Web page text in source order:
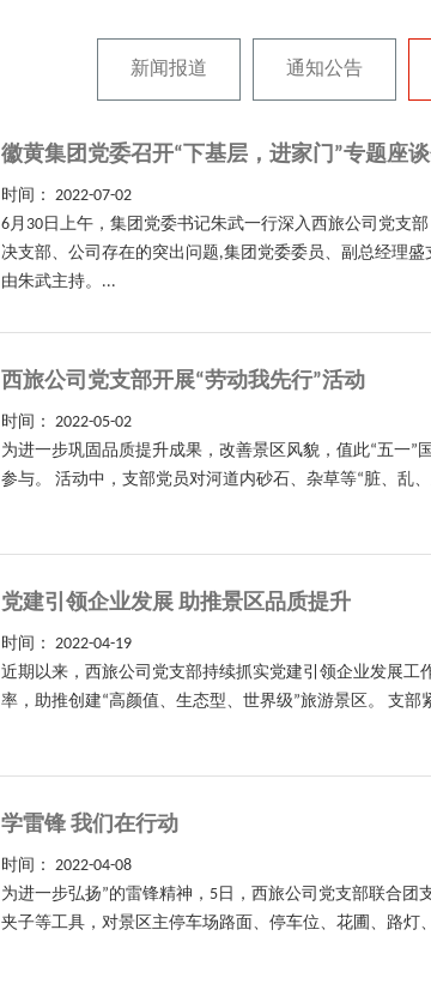
新闻报道 通知公告
徽黄集团党委召开“下基层，进家门”专题座
时间： 2022-07-02
6月30日上午，集团党委书记朱武一行深入西旅公司党支
决支部、公司存在的突出问题,集团党委委员、副总经理
由朱武主持。...
西旅公司党支部开展“劳动我先行”活动
时间： 2022-05-02
为进一步巩固品质提升成果，改善景区风貌，值此“五一
参与。 活动中，支部党员对河道内砂石、杂草等“脏、乱
党建引领企业发展 助推景区品质提升
时间： 2022-04-19
近期以来，西旅公司党支部持续抓实党建引领企业发展工
率，助推创建“高颜值、生态型、世界级”旅游景区。 支
学雷锋 我们在行动
时间： 2022-04-08
为进一步弘扬”的雷锋精神，5日，西旅公司党支部联合团
夹子等工具，对景区主停车场路面、停车位、花圃、路